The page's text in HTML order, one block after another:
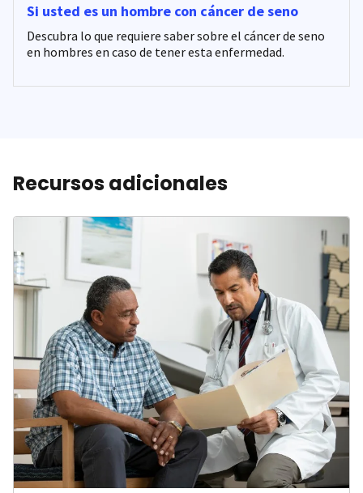
Si usted es un hombre con cáncer de seno
Descubra lo que requiere saber sobre el cáncer de seno
en hombres en caso de tener esta enfermedad.
Recursos adicionales